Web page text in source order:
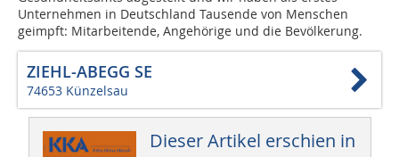
Unternehmen in Deutschland Tausende von Menschen
geimpft: Mitarbeitende, Angehörige und die Bevölkerung.
ZIEHL-ABEGG SE
74653 Künzelsau
Dieser Artikel erschien in